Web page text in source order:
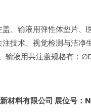
、输液用弹性体垫片
技术、视觉检测与洁净
输液用共注盖规格有：
材料有限公司 展位号：